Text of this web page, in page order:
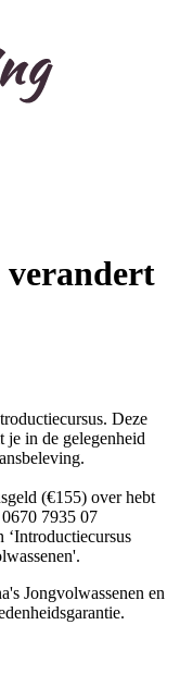
Deze
je in de gelegenheid
(€155) over hebt
7935 07
Jongvolwassenen en